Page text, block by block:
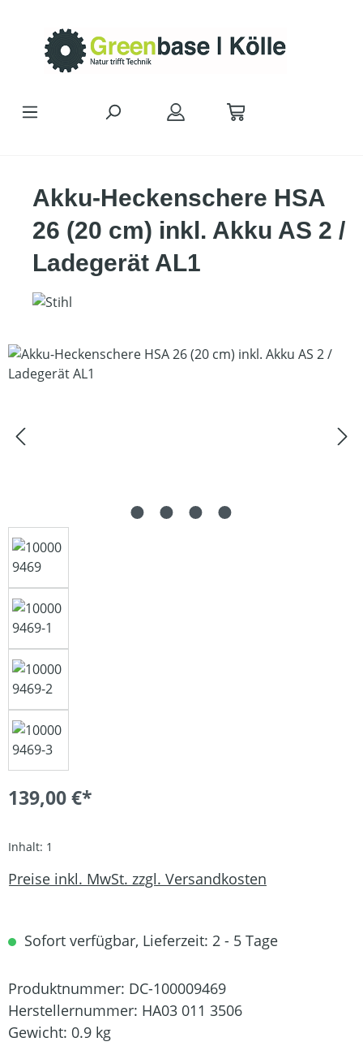
Akku-Heckenschere HSA
26 (20 cm) inkl. Akku AS 2 /
Ladegerät AL1
Bildergalerie überspringen
139,00 €*
Inhalt: 1
Preise inkl. MwSt. zzgl. Versandkosten
Sofort verfügbar, Lieferzeit: 2 - 5 Tage
Produktnummer: DC-100009469
Herstellernummer: HA03 011 3506
Gewicht: 0.9 kg